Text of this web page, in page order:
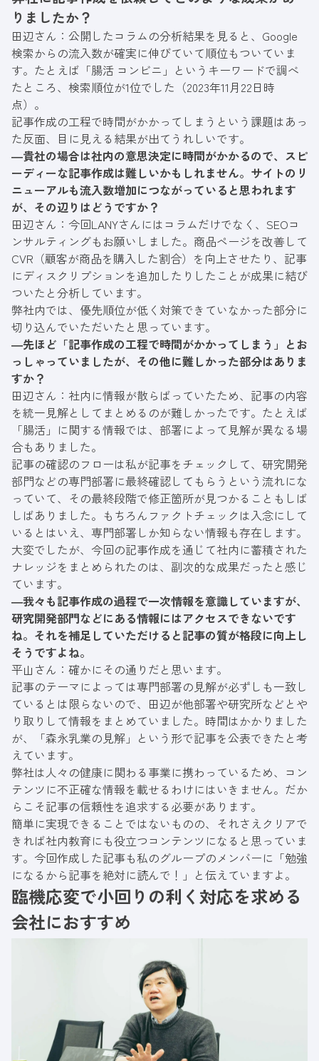
りましたか？
田辺さん：公開したコラムの分析結果を見ると、Google
検索からの流入数が確実に伸びていて順位もついていま
す。たとえば「腸活 コンビニ」というキーワードで調べ
たところ、検索順位が1位でした（2023年11月22日時
点）。
記事作成の工程で時間がかかってしまうという課題はあっ
た反面、目に見える結果が出てうれしいです。
―貴社の場合は社内の意思決定に時間がかかるので、スピ
ーディーな記事作成は難しいかもしれません。サイトのリ
ニューアルも流入数増加につながっていると思われます
が、その辺りはどうですか？
田辺さん：今回LANYさんにはコラムだけでなく、SEOコ
ンサルティングもお願いしました。商品ページを改善して
CVR（顧客が商品を購入した割合）を向上させたり、記事
にディスクリプションを追加したりしたことが成果に結び
ついたと分析しています。
弊社内では、優先順位が低く対策できていなかった部分に
切り込んでいただいたと思っています。
―先ほど「記事作成の工程で時間がかかってしまう」とお
っしゃっていましたが、その他に難しかった部分はありま
すか？
田辺さん：社内に情報が散らばっていたため、記事の内容
を統一見解としてまとめるのが難しかったです。たとえば
「腸活」に関する情報では、部署によって見解が異なる場
合もありました。
記事の確認のフローは私が記事をチェックして、研究開発
部門などの専門部署に最終確認してもらうという流れにな
っていて、その最終段階で修正箇所が見つかることもしば
しばありました。もちろんファクトチェックは入念にして
いるとはいえ、専門部署しか知らない情報も存在します。
大変でしたが、今回の記事作成を通じて社内に蓄積された
ナレッジをまとめられたのは、副次的な成果だったと感じ
ています。
―我々も記事作成の過程で一次情報を意識していますが、
研究開発部門などにある情報にはアクセスできないです
ね。それを補足していただけると記事の質が格段に向上し
そうですよね。
平山さん：確かにその通りだと思います。
記事のテーマによっては専門部署の見解が必ずしも一致し
ているとは限らないので、田辺が他部署や研究所などとや
り取りして情報をまとめていました。時間はかかりました
が、「森永乳業の見解」という形で記事を公表できたと考
えています。
弊社は人々の健康に関わる事業に携わっているため、コン
テンツに不正確な情報を載せるわけにはいきません。だか
らこそ記事の信頼性を追求する必要があります。
簡単に実現できることではないものの、それさえクリアで
きれば社内教育にも役立つコンテンツになると思っていま
す。今回作成した記事も私のグループのメンバーに「勉強
になるから記事を絶対に読んで！」と伝えていますよ。
臨機応変で小回りの利く対応を求める
会社におすすめ